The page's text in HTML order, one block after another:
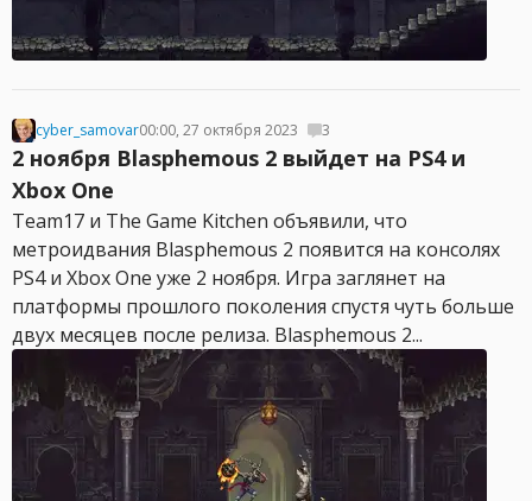
cyber_samovar00:00, 27 октября 2023 3
2 ноября Blasphemous 2 выйдет на PS4 и
Xbox One
Team17 и The Game Kitchen объявили, что
метроидвания Blasphemous 2 появится на консолях
PS4 и Xbox One уже 2 ноября. Игра заглянет на
платформы прошлого поколения спустя чуть больше
двух месяцев после релиза. Blasphemous 2...